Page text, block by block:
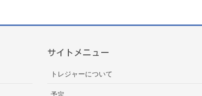
サイトメニュー
トレジャーについて